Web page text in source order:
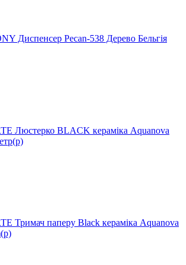
Диспенсер Pecan-538 Дерево Бельгія
Люстерко BLACK кераміка Aquanova
Тримач паперу Black кераміка Aquanova